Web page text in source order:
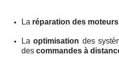
La réparation des moteurs
Laoptimisation des
des commandes à